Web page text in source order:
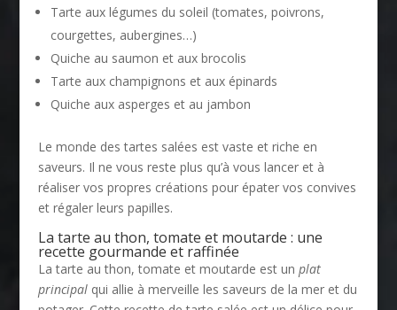
Tarte aux légumes du soleil (tomates, poivrons,
courgettes, aubergines…)
Quiche au saumon et aux brocolis
Tarte aux champignons et aux épinards
Quiche aux asperges et au jambon
Le monde des tartes salées est vaste et riche en
saveurs. Il ne vous reste plus qu’à vous lancer et à
réaliser vos propres créations pour épater vos convives
et régaler leurs papilles.
La tarte au thon, tomate et moutarde : une
recette gourmande et raffinée
La tarte au thon, tomate et moutarde est un plat
principalqui allie à merveille les saveurs de la mer et du